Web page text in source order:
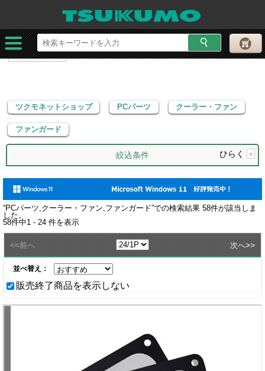
ツクモネットショップ PCパーツ
クーラー・ファン
ファンガード
ツクモネットショップ PCパーツ クーラー・ファン
ファンガード
絞込条件 ひらく +
“PCパーツ,クーラー・ファン,ファンガード”での検索結果 58件が該当しま
した。
58件中1 - 24 件を表示
<<前へ 次へ>>
並べ替え：
販売終了商品を表示しない